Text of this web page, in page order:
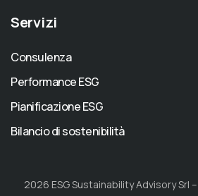
Servizi
Consulenza
Performance ESG
Pianificazione ESG
Bilancio di sostenibilità
2026 ESG Sustainability Advisory Srl